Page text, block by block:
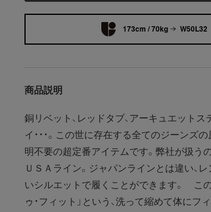
173cm / 70kg W50L32
商品説明
銅リベット、レッドタブ、アーキュエットス
イ・・・。この世に存在する全てのジーンズ
明不要の超定番アイテムです。弊社が扱う
ＵＳＡライン。ジャパンラインとは違い、
いシルエットで履くことができます。 この
ゥ・フィット」という、洗って縮めて体に